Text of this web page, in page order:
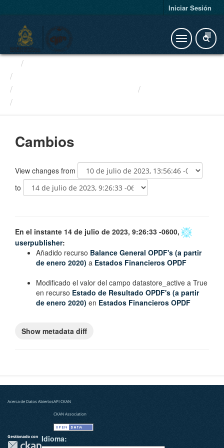
Iniciar Sesión
Cambios
View changes from
to
En el instante 14 de julio de 2023, 9:26:33 -0600,
userpublisher:
Añadido recurso Balance General OPDF's (a partir
de enero 2020) a Estados Financieros OPDF
Modificado el valor del campo datastore_active a True
en recurso Estado de Resultado OPDF's (a partir
de enero 2020) en Estados Financieros OPDF
Acerca de Datos AbiertosAPI CKAN
CKAN Association
Gestionado con Idioma